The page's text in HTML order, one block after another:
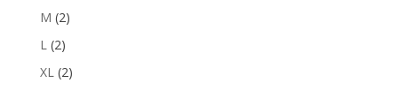
M (2)
L (2)
XL (2)